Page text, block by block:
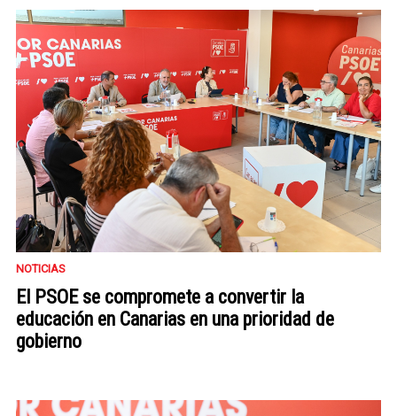
NOTICIAS
El PSOE se compromete a convertir la
educación en Canarias en una prioridad de
gobierno